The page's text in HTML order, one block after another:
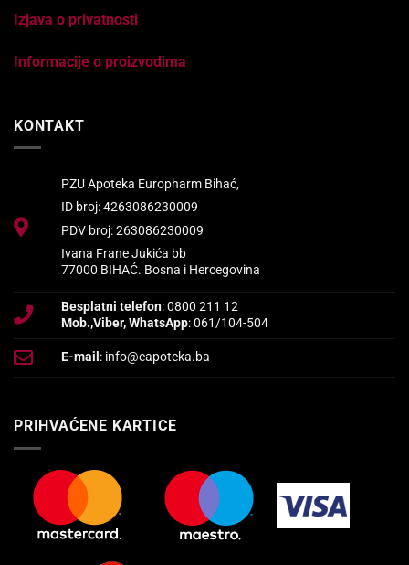
Izjava o privatnosti
Informacije o proizvodima
KONTAKT
PZU Apoteka Europharm Bihać,
ID broj: 4263086230009
PDV broj: 263086230009
Ivana Frane Jukića bb
77000 BIHAĆ. Bosna i Hercegovina
Besplatni telefon: 0800 211 12
Mob.,Viber, WhatsApp: 061/104-504
E-mail : info@eapoteka.ba
PRIHVAĆENE KARTICE